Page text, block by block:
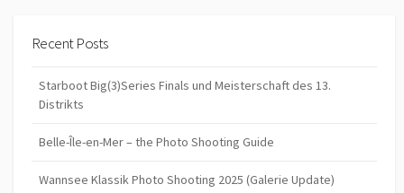
Recent Posts
Starboot Big(3)Series Finals und Meisterschaft des 13.
Distrikts
Belle-Île-en-Mer – the Photo Shooting Guide
Wannsee Klassik Photo Shooting 2025 (Galerie Update)